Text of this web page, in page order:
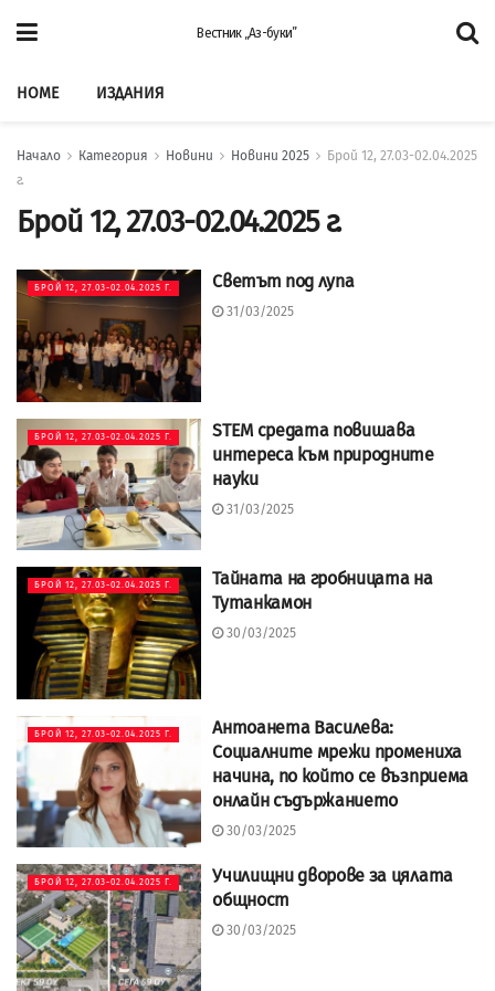
Вестник „Аз-буки”
HOME ИЗДАНИЯ
Начало Категория Новини Новини 2025
Брой 12, 27.03-02.04.2025
г.
Брой 12, 27.03-02.04.2025 г.
БРОЙ 12, 27.03-02.04.2025 Г. Светът под лупа
31/03/2025
БРОЙ 12, 27.03-02.04.2025 Г.
STEM средата повишава
интереса към природните
науки
31/03/2025
БРОЙ 12, 27.03-02.04.2025 Г.
Тайната на гробницата на
Тутанкамон
30/03/2025
БРОЙ 12, 27.03-02.04.2025 Г.
Антоанета Василева:
Социалните мрежи промениха
начина, по който се възприема
онлайн съдържанието
30/03/2025
БРОЙ 12, 27.03-02.04.2025 Г.
Училищни дворове за цялата
общност
30/03/2025